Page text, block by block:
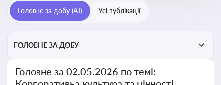
бізнес-середовища
Головне за добу (AI) Усі публікації
ГОЛОВНЕ ЗА ДОБУ
Головне за 02.05.2026 по темі: